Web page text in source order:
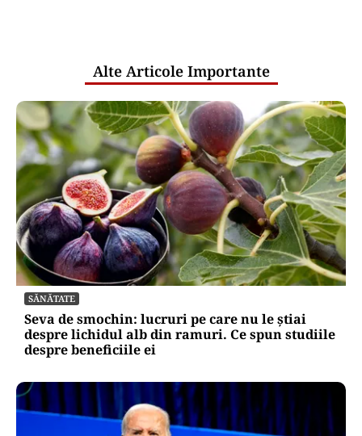
Alte Articole Importante
SĂNĂTATE
Seva de smochin: lucruri pe care nu le știai
despre lichidul alb din ramuri. Ce spun studiile
despre beneficiile ei